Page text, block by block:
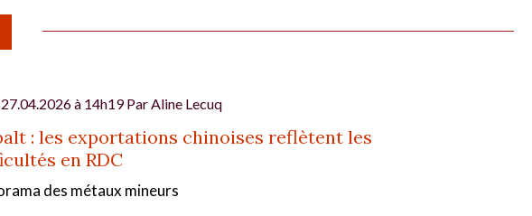
27.04.2026 à 14h19 Par Aline Lecuq
: les exportations chinoises reflètent les
en RDC
des métaux mineurs